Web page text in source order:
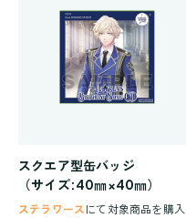
スクエア型缶バッジ
（サイズ:40㎜×40㎜）
ステラワース にて対象商品を購入